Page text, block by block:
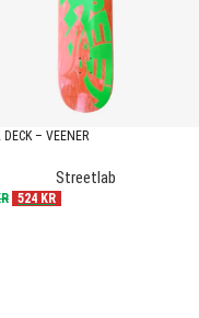
DECK – VEENER
Streetlab
524 KR